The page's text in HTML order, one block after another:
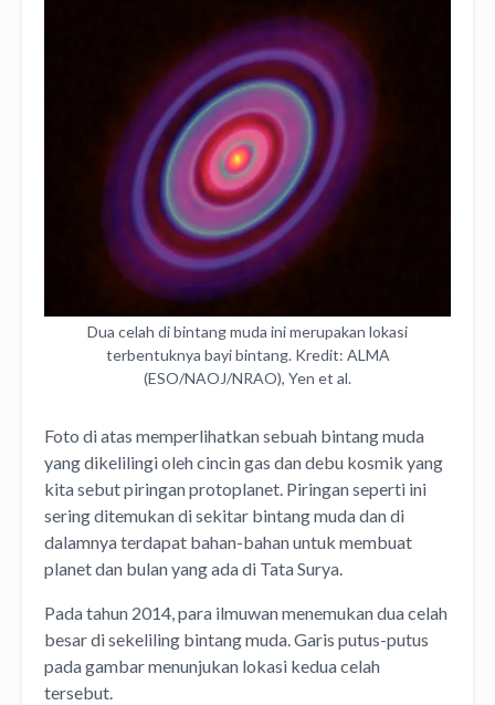
Dua celah di bintang muda ini merupakan lokasi
terbentuknya bayi bintang. Kredit: ALMA
(ESO/NAOJ/NRAO), Yen et al.
Foto di atas memperlihatkan sebuah bintang muda
yang dikelilingi oleh cincin gas dan debu kosmik yang
kita sebut piringan protoplanet. Piringan seperti ini
sering ditemukan di sekitar bintang muda dan di
dalamnya terdapat bahan-bahan untuk membuat
planet dan bulan yang ada di Tata Surya.
Pada tahun 2014, para ilmuwan menemukan dua celah
besar di sekeliling bintang muda. Garis putus-putus
pada gambar menunjukan lokasi kedua celah
tersebut.